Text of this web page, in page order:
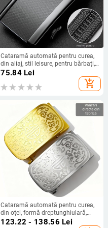
Cataramă automată pentru curea,
din aliaj, stil leisure, pentru bărbați,
utilizare în afaceri.
75.84Lei
add_shopping_cart
Cataramă automată pentru curea,
din oțel, formă dreptunghiulară,
model floral, pentru bărbați
123.22 - 138.56 Lei